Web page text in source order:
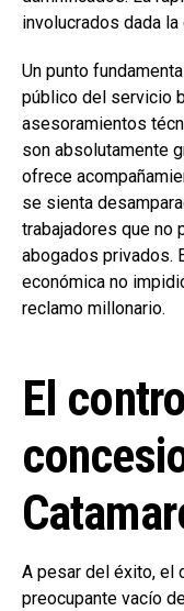
involucrados dada
Un punto
público del servicio
asesoramientos
son absolutamente
ofrece
se sienta
trabajadores que no
abogados privados.
económica no
reclamo millonario.
El
A pesar del éxito, el
preocupante vacío